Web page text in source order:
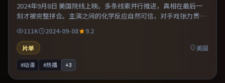
2024年9月8日 美国院线上映。多条线索并行推进，真相在最后一
刻才被完整拼合。主演之间的化学反应自然可信，对手戏张力贯穿
全片。推荐给偏爱群像戏与命运母题的影迷。
111K 2024-09-08
9.2
片单
美国
#动漫 #热播 +3